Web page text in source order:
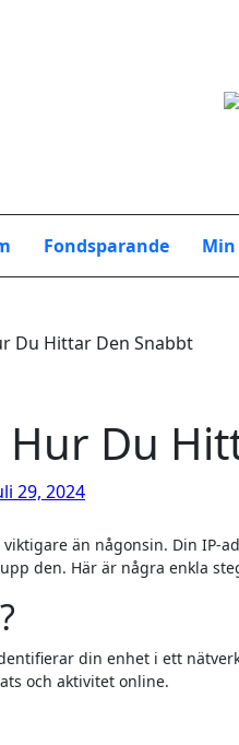
Fondsparande Min
Du Hittar Den Snabbt
Hur Du
29, 2024
den. Här är några enkla
din enhet i ett
och aktivitet online.